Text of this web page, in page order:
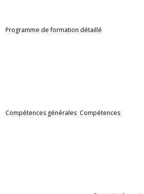
Pro­gramme de for­ma­tion dé­taillé
Com­pé­tences gé­né­rales Com­pé­tences